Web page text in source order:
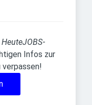
HeuteJOBS-
Infos zur
verpassen!